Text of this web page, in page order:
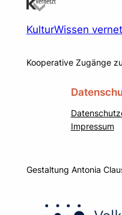
KulturWissen
Kooperative Zugänge
Impressum
Gestaltung Antonia